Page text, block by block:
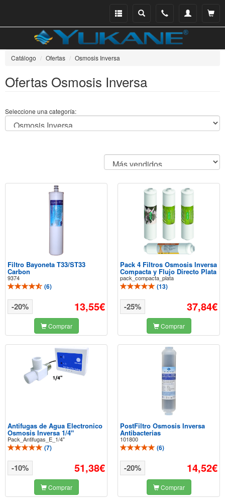
Ver
Mi
Teléfono
Buscar
Menu
Catálogo Ofertas Osmosis Inversa
Ofertas Osmosis Inversa
Seleccione una categoría:
Filtro Bayoneta T33/ST33
Carbon
9374
(6)
13,55€
-20%
Comprar
Pack 4 Filtros Osmosis Inversa
Compacta y Flujo Directo Plata
pack_compacta_plata
(13)
37,84€
-25%
Comprar
Antifugas de Agua Electronico
Osmosis Inversa 1/4"
Pack_Antifugas_E_1/4"
(7)
51,38€
-10%
Comprar
PostFiltro Osmosis Inversa
Antibacterias
101800
(6)
14,52€
-20%
Comprar